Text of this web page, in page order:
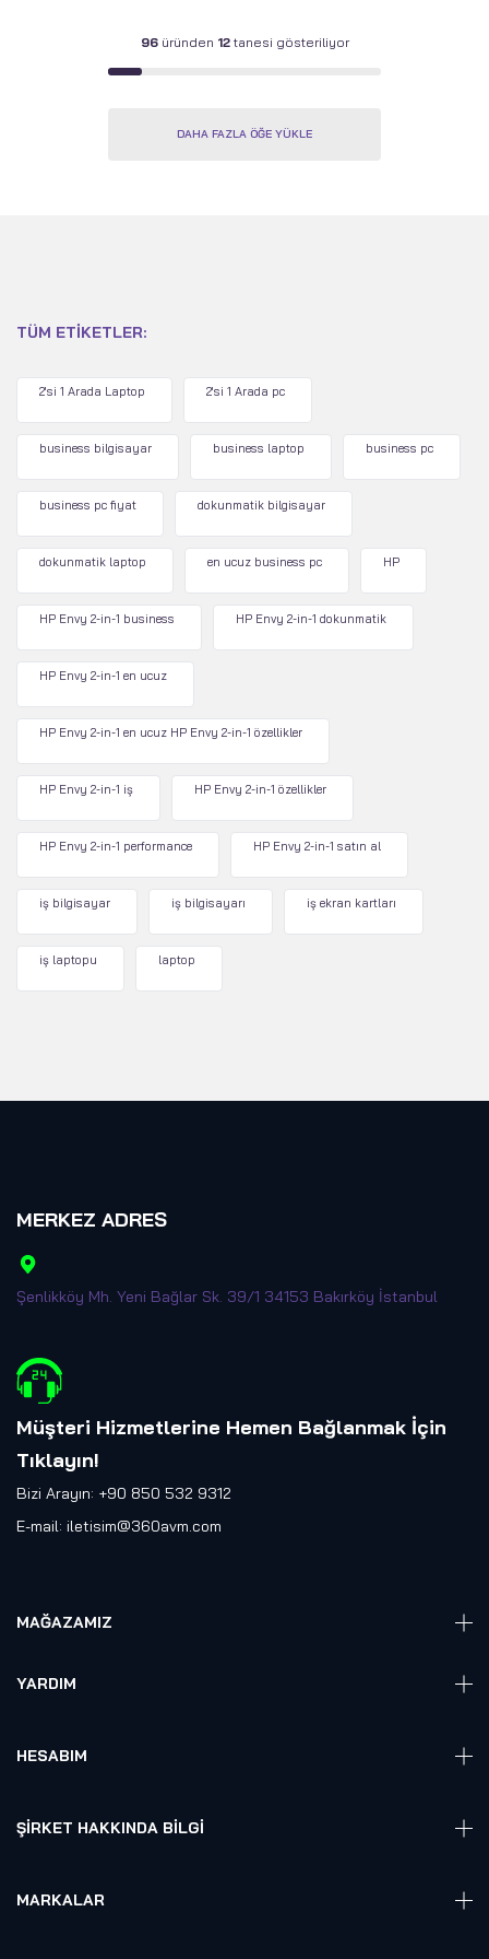
96üründen 12tanesi gösteriliyor
DAHA FAZLA ÖĞE YÜKLE
TÜM ETIKETLER:
2'si 1 Arada Laptop 2'si 1 Arada pc
business bilgisayar business laptop business pc
business pc fiyat dokunmatik bilgisayar
dokunmatik laptop en ucuz business pc HP
HP Envy 2-in-1 business HP Envy 2-in-1 dokunmatik
HP Envy 2-in-1 en ucuz
HP Envy 2-in-1 en ucuz HP Envy 2-in-1 özellikler
HP Envy 2-in-1 iş HP Envy 2-in-1 özellikler
HP Envy 2-in-1 performance HP Envy 2-in-1 satın al
iş bilgisayar iş bilgisayarı iş ekran kartları
iş laptopu laptop
MERKEZ ADRES
Şenlikköy Mh. Yeni Bağlar Sk. 39/1 34153 Bakırköy İstanbul
Müşteri Hizmetlerine Hemen Bağlanmak İçin
Tıklayın!
Bizi Arayın: +90 850 532 9312
E-mail: iletisim@360avm.com
MAĞAZAMIZ
VR Ready PC
Elektronik
YARDIM
HESABIM
Sepet
ŞIRKET HAKKINDA BILGI
Referanslarımız
MARKALAR